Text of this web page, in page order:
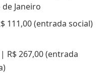
Janeiro
111,00 (entrada social)
R$ 267,00 (entrada